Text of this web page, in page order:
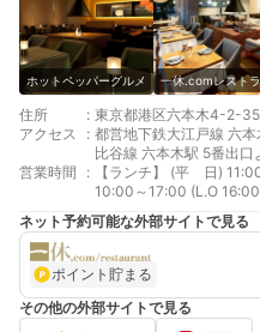
ホットペッパーグルメ 一休.comレスト
住所 : 東京都港区六本木4-2-35
アクセス
: 都営地下鉄大江戸線 六
比谷線 六本木駅 5番出口
営業時間
:
【ランチ】 (平 日)
10:00～17:00 (L.O 16:00) 【ディナー】 （日～木）
23:00 (L.O 21:30) （金
ネット予約可能な外部サイトで見る
ポイント貯まる
その他の外部サイトで見る